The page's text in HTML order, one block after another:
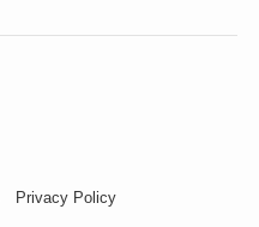
Privacy Policy